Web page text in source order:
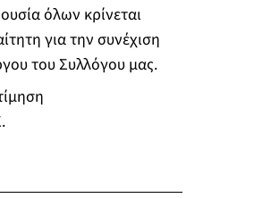
όλων κρίνεται
για την συνέχιση
του Συλλόγου μας.